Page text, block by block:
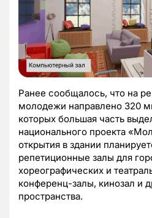
Ранее сообщалось, что на
молодежи направлено 320
которых большая часть
национального проекта
открытия в здании
репетиционные залы для
хореографических и
конференц-залы, кинозал и
пространства.